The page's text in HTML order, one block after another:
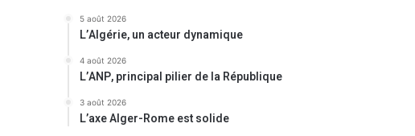
5 août 2026
L’Algérie, un acteur dynamique
4 août 2026
L’ANP, principal pilier de la République
3 août 2026
L’axe Alger-Rome est solide